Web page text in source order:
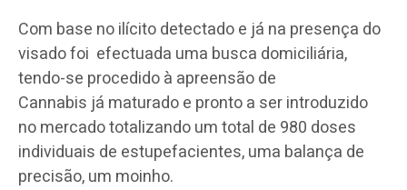
Com base no ilícito detectado e já na presença do
visado foi efectuada uma busca domiciliária,
tendo-se procedido à apreensão de
Cannabis já maturado e pronto a ser introduzido
no mercado totalizando um total de 980 doses
individuais de estupefacientes, uma balança de
precisão, um moinho.